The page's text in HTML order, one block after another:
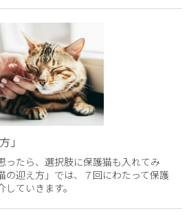
」
ったら、選択肢に保護猫も入れてみ
の迎え方」では、７回にわたって保護
ていきます。